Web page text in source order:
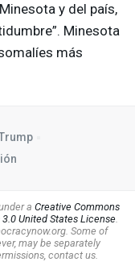
y del país,
Minesota
más
a Creative Commons
United States License.
Some of
may be separately
contact us.